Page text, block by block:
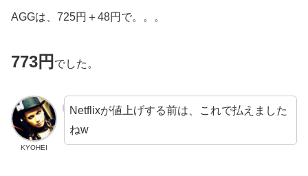
AGGは、725円＋48円で。。。
773円 でした。
KYOHEI
Netflixが値上げする前は、これで払えました
ねw